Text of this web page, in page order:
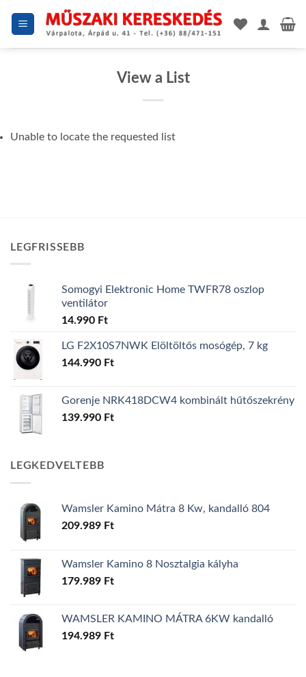
View a List
Unable to locate the requested list
LEGFRISSEBB
Somogyi Elektronic Home TWFR78 oszlop
ventilátor
14.990 Ft
LG F2X10S7NWK Elöltöltős mosógép, 7 kg
144.990 Ft
Gorenje NRK418DCW4 kombinált hűtőszekrény
139.990 Ft
LEGKEDVELTEBB
Wamsler Kamino Mátra 8 Kw, kandalló 804
209.989 Ft
Wamsler Kamino 8 Nosztalgia kályha
179.989 Ft
WAMSLER KAMINO MÁTRA 6KW kandalló
194.989 Ft